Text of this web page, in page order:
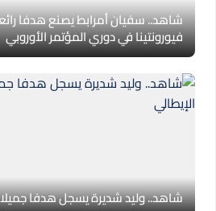
شاهد.. سفيان أمرابط يصنع هدفا رائعا
فيورونتينا في دوري المؤتمر الأوروبي
شاهد.. وليد شديرة يسجل هدفا جميلا